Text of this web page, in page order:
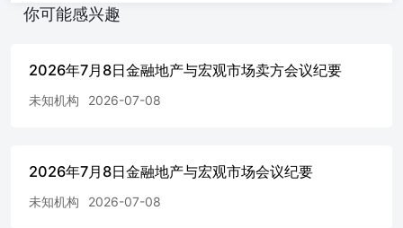
万吨，未来三年目标950万吨，2030年海外饲料销量或超800
万吨、利润占比近50%，为农牧板块中长期布局节点 3.非银
利润或超70亿，同比增142%-178%，靠科创投资公允价值
亿，同比增62%-75%，A+H股低位获强推评级（2）中信、
级更新，7月底需全部完成，6月以来超15-20家民企、地
产、弱区域城投主体评级负面，50余家终止评级，规模超往
你可能感兴趣
2026年7月8日金融地产与宏观市场卖方会议纪要
未知机构 2026-07-08
2026年7月8日金融地产与宏观市场会议纪要
未知机构 2026-07-08